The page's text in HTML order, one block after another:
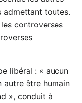
admettant toutes.
controverses
libéral : « aucun
autre être humain
», conduit à